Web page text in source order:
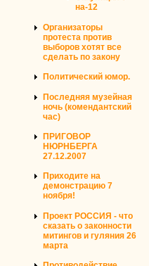
на-12
Организаторы
протеста против
выборов хотят все
сделать по закону
Политический юмор.
Последняя музейная
ночь (комендантский
час)
ПРИГОВОР
НЮРНБЕРГА
27.12.2007
Приходите на
демонстрацию 7
ноября!
Проект РОССИЯ - что
сказать о законности
митингов и гуляния 26
марта